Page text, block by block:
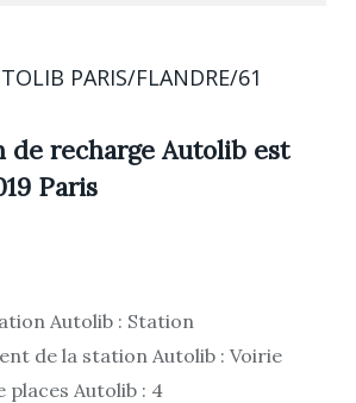
PARIS/FLANDRE/61
de recharge Autolib est
Paris
Autolib : Station
de la station Autolib : Voirie
places Autolib : 4